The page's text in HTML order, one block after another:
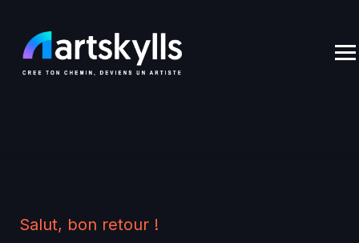
content
Salut, bon retour !